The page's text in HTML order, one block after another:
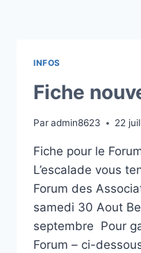
INFOS
Fiche
Paradmin8623 22
Fiche pour le
L’escalade vous
Forum des
samedi 30 Aout
septembre Pour
Forum – ci-